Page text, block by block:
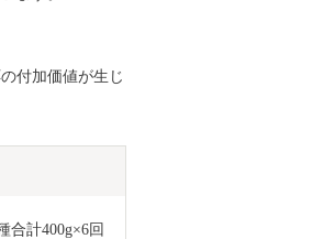
付加価値が生じ
合計400g×6回